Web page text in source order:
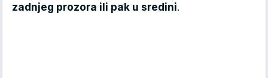
zadnjeg prozora ili pak u sredini.